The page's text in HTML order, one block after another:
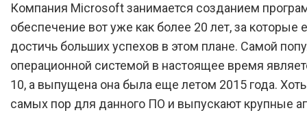
Скачать Lite OS от
«убийцу» операционной
системы Windows 10
Компания Microsoft занимается созданием
обеспечение вот уже как более 20 лет, за которые
достичь больших успехов в этом плане. Самой
операционной системой в настоящее время
10, а выпущена она была еще летом 2015 года. Хоть
самых пор для данного ПО и выпускают крупные